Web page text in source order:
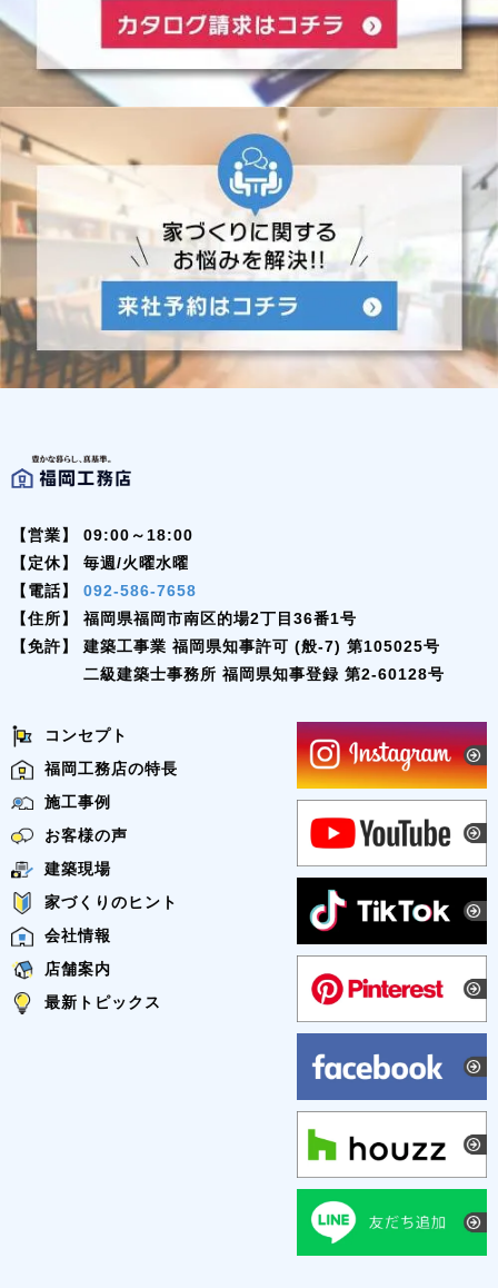
【営業】
09:00～18:00
【定休】
毎週/火曜水曜
【電話】
092-586-7658
【住所】
福岡県福岡市南区的場2丁目36番1号
【免許】
建築工事業 福岡県知事許可 (般-7) 第105025号
二級建築士事務所 福岡県知事登録 第2-60128号
コンセプト
福岡工務店の特長
施工事例
お客様の声
建築現場
家づくりのヒント
会社情報
店舗案内
最新トピックス